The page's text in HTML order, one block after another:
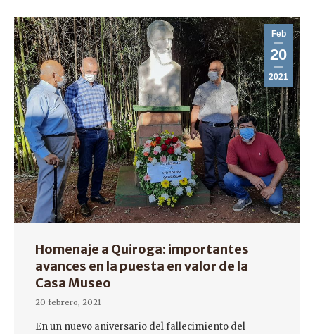
Feb
20
2021
Homenaje a Quiroga: importantes
avances en la puesta en valor de la
Casa Museo
20 febrero, 2021
En un nuevo aniversario del fallecimiento del